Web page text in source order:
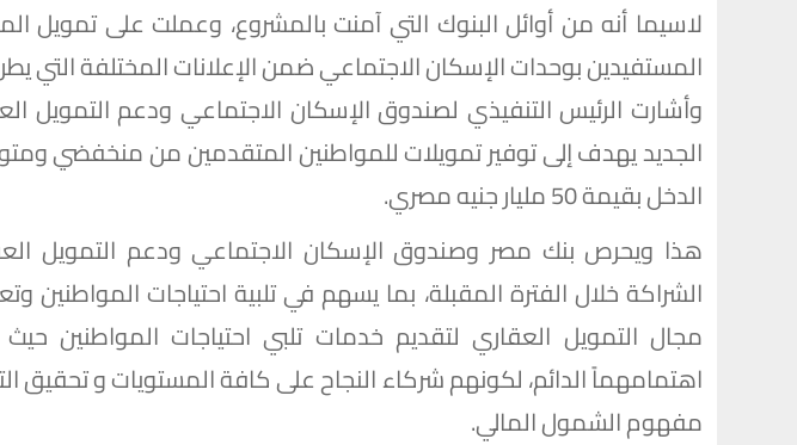
لاسيما أنه من أوائل البنوك التي آمنت بالمشروع، وعملت على تمويل
المستفيدين بوحدات الإسكان الاجتماعي ضمن الإعلانات المختلفة التي
وأشارت الرئيس التنفيذي لصندوق الإسكان الاجتماعي ودعم التمويل
الجديد يهدف إلى توفير تمويلات للمواطنين المتقدمين من
الدخل بقيمة 50 مليار جنيه مصري.
هذا ويحرص بنك مصر وصندوق الإسكان الاجتماعي ودعم التمويل
الشراكة خلال الفترة المقبلة، بما يسهم في تلبية احتياجات المواطنين
مجال التمويل العقاري لتقديم خدمات تلبي احتياجات المواطنين
اهتمامهماً الدائم، لكونهم شركاء النجاح على كافة المستويات و تحقيق
مفهوم الشمول المالي.